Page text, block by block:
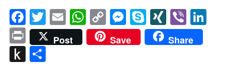
Facebook
Twitter
EmailWhatsApp
Copy
Link
Messenger
SkypeXINGViber
PrintPost Save Share
Push